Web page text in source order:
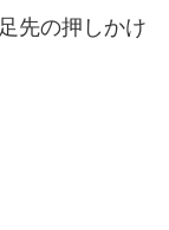
先の押しかけ